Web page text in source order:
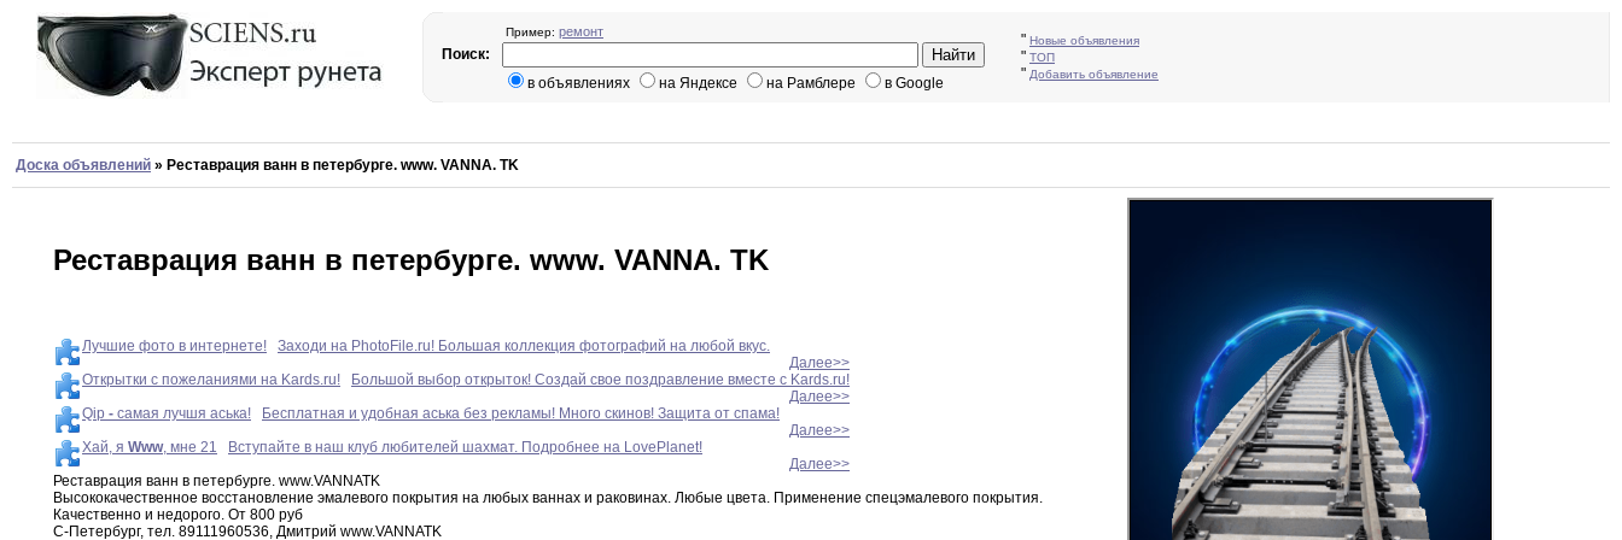
Пример: ремонт " Новые объявления
" ТОП
" Добавить объявление
Поиск:
в объявлениях
на Яндексе на Рамблере в Google
Доска объявлений » Реставрация ванн в петербурге. www. VANNA. TK
Реставрация ванн в петербурге. www. VANNA. TK
Лучшие фото в интернете!
Заходи на PhotoFile.ru! Большая коллекция фотографий на любой вкус.
Далее>>
Открытки с пожеланиями на Kards.ru!
Большой выбор открыток! Создай свое поздравление вместе с Kards.ru!
Далее>>
Qip - самая лучшя аська!
Бесплатная и удобная аська без рекламы! Много скинов! Защита от спама!
Далее>>
Хай, я Www, мне 21
Вступайте в наш клуб любителей шахмат. Подробнее на LovePlanet!
Далее>>
Реставрация ванн в петербурге. www.VANNATK
Высококачественное восстановление эмалевого покрытия на любых ваннах и раковинах. Любые цвета. Применение спецэмалевого покрытия.
Качественно и недорого. От 800 руб
С-Петербург, тел. 89111960536, Дмитрий www.VANNATK